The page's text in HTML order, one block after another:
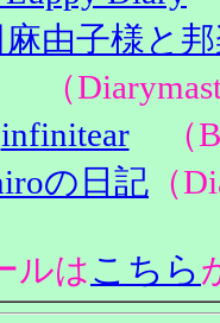
由子様と
（
infinitear（
の日記 （
ルはこちら